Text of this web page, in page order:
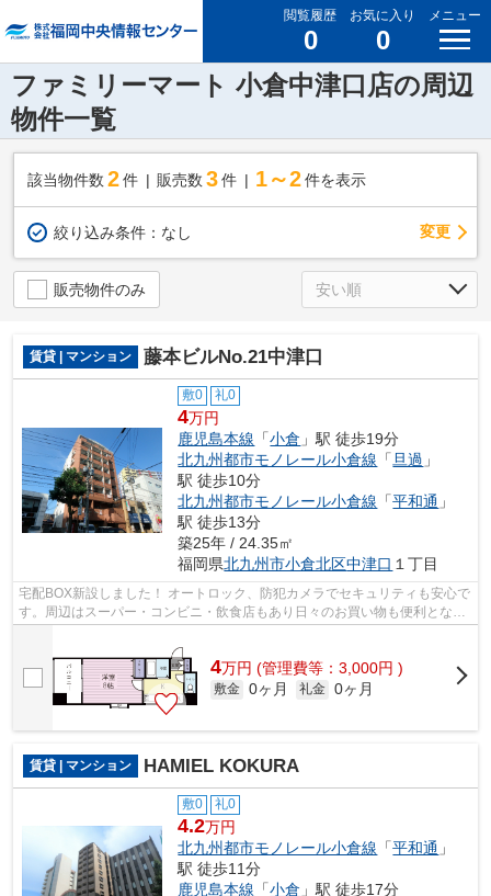
閲覧履歴
0
お気に入り
0
メニュー
ファミリーマート 小倉中津口店の周辺
物件一覧
該当物件数 2件 販売数 3 件 1～2 件を表示
絞り込み条件： なし 変更
販売物件のみ
賃貸 | マンション 藤本ビルNo.21中津口
敷0 礼0
4万円
鹿児島本線 「小倉 」駅 徒歩19分
北九州都市モノレール小倉線 「 旦過 」
駅 徒歩10分
北九州都市モノレール小倉線 「平和通 」
駅 徒歩13分
築25年 / 24.35㎡
福岡県北九州市小倉北区中津口 １丁目
宅配BOX新設しました！ オートロック、防犯カメラでセキュリティも安心で
す。周辺はスーパー・コンビニ・飲食店もあり日々のお買い物も便利となっ
4万円 (管理費等：3,000円 )
敷金 0ヶ月 礼金 0ヶ月
賃貸 | マンション HAMIEL KOKURA
敷0 礼0
4.2万円
北九州都市モノレール小倉線 「平和通 」
駅 徒歩11分
鹿児島本線 「小倉 」駅 徒歩17分